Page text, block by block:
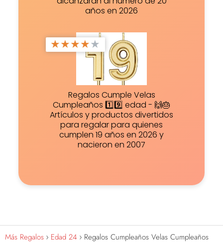
años en 2026
★★★★★
Regalos Cumple Velas
Cumpleaños 1️⃣9️⃣ edad - 🙌🎂
Artículos y productos divertidos
para regalar para quienes
cumplen 19 años en 2026 y
nacieron en 2007
Más Regalos Edad 24
Regalos Cumpleaños Velas Cumpleaños